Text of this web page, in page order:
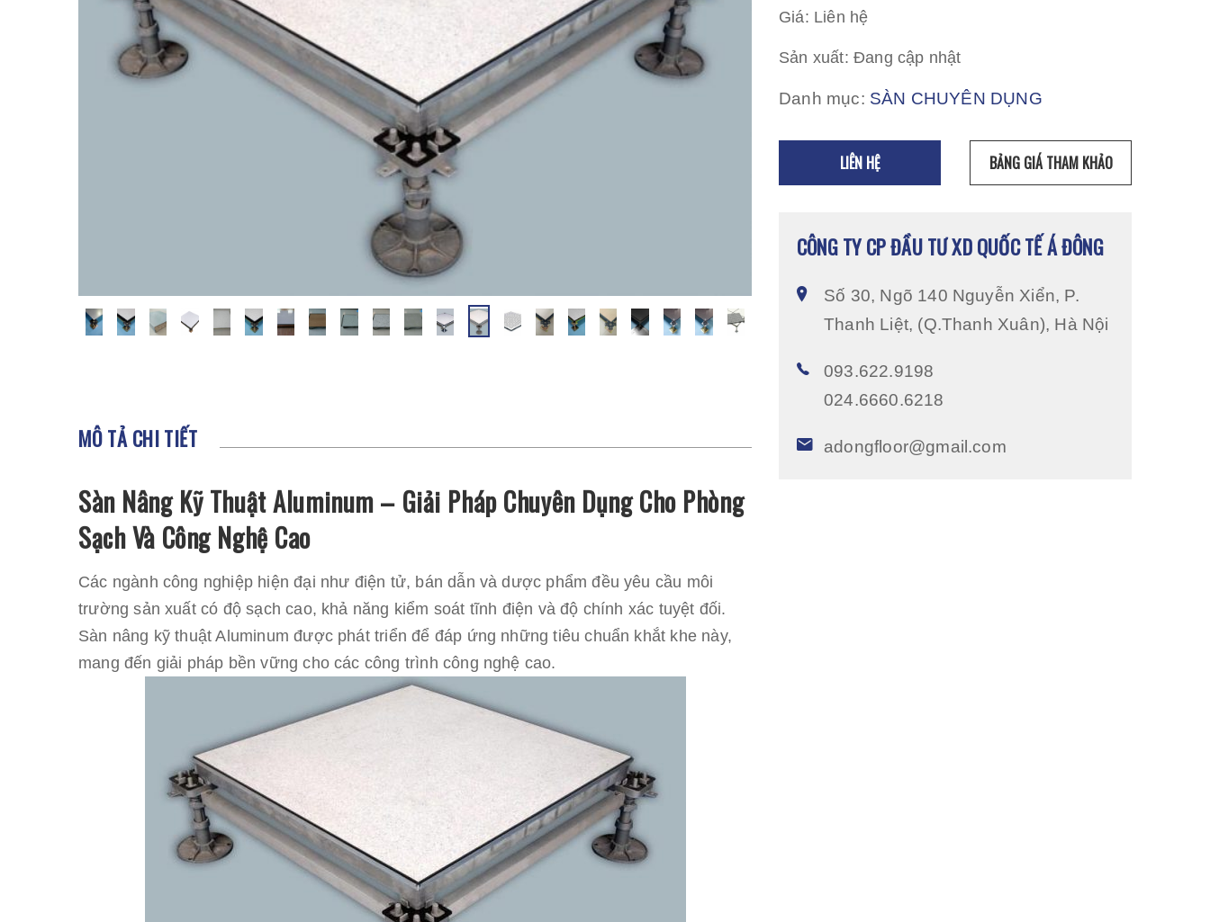
Giá: Liên hệ
Sản xuất: Đang cập nhật
Danh mục: SÀN CHUYÊN DỤNG
LIÊN HỆ BẢNG GIÁ THAM KHẢO
CÔNG TY CP ĐẦU TƯ XD QUỐC TẾ Á ĐÔNG
Số 30, Ngõ 140 Nguyễn Xiển, P.
Thanh Liệt, (Q.Thanh Xuân), Hà Nội
093.622.9198
024.6660.6218
adongfloor@gmail.com
MÔ TẢ CHI TIẾT
Sàn Nâng Kỹ Thuật Aluminum – Giải Pháp Chuyên Dụng Cho Phòng
Sạch Và Công Nghệ Cao
Các ngành công nghiệp hiện đại như điện tử, bán dẫn và dược phẩm đều yêu cầu môi
trường sản xuất có độ sạch cao, khả năng kiểm soát tĩnh điện và độ chính xác tuyệt đối.
Sàn nâng kỹ thuật Aluminum được phát triển để đáp ứng những tiêu chuẩn khắt khe này,
mang đến giải pháp bền vững cho các công trình công nghệ cao.